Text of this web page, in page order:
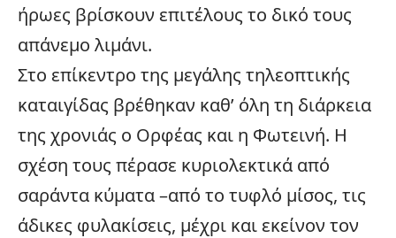
ήρωες βρίσκουν επιτέλους το δικό τους
απάνεμο λιμάνι.
Στο επίκεντρο της μεγάλης τηλεοπτικής
καταιγίδας βρέθηκαν καθ’ όλη τη διάρκεια
της χρονιάς ο Ορφέας και η Φωτεινή. Η
σχέση τους πέρασε κυριολεκτικά από
σαράντα κύματα –από το τυφλό μίσος, τις
άδικες φυλακίσεις, μέχρι και εκείνον τον